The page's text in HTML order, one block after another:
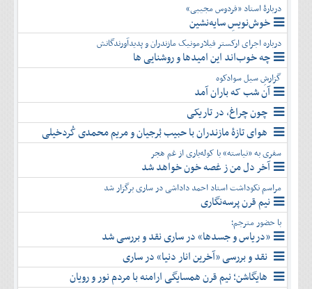
دربارۀ استاد «فردوس مجیبی»
خوش‌نویسِ سایه‌نشین
درباره اجرای ارکستر فیلارمونیک مازندران و پدیدآورندگانش
چه خوب‌اند این امیدها و روشنایی ها
گزارشِ سیل سوادکوه
آن شب که باران آمد
چون چراغ، در تاریکی
هوای تازۀ مازندران با حبیب بُرجیان و مریم محمدی کُردخیلی
سفری به «نیاسته» با کوله‌باری از غم هجر
آخر دل من ز غصه خون خواهد شد
مراسم نکوداشت استاد احمد داداشی در ساری برگزار شد
نیم قرن پرسه‌نگاری
با حضور مترجم؛
«دریاس و جسدها» در ساری نقد و بررسی شد
نقد و بررسی «آخرین انار دنیا» در ساری
هایگاشن؛ نیم قرن همسایگی ارامنه با مردم نور و رویان